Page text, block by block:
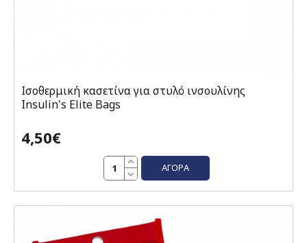
Ισοθερμική κασετίνα για στυλό ινσουλίνης
Insulin's Elite Bags
4,50€
ΑΓΟΡΆ